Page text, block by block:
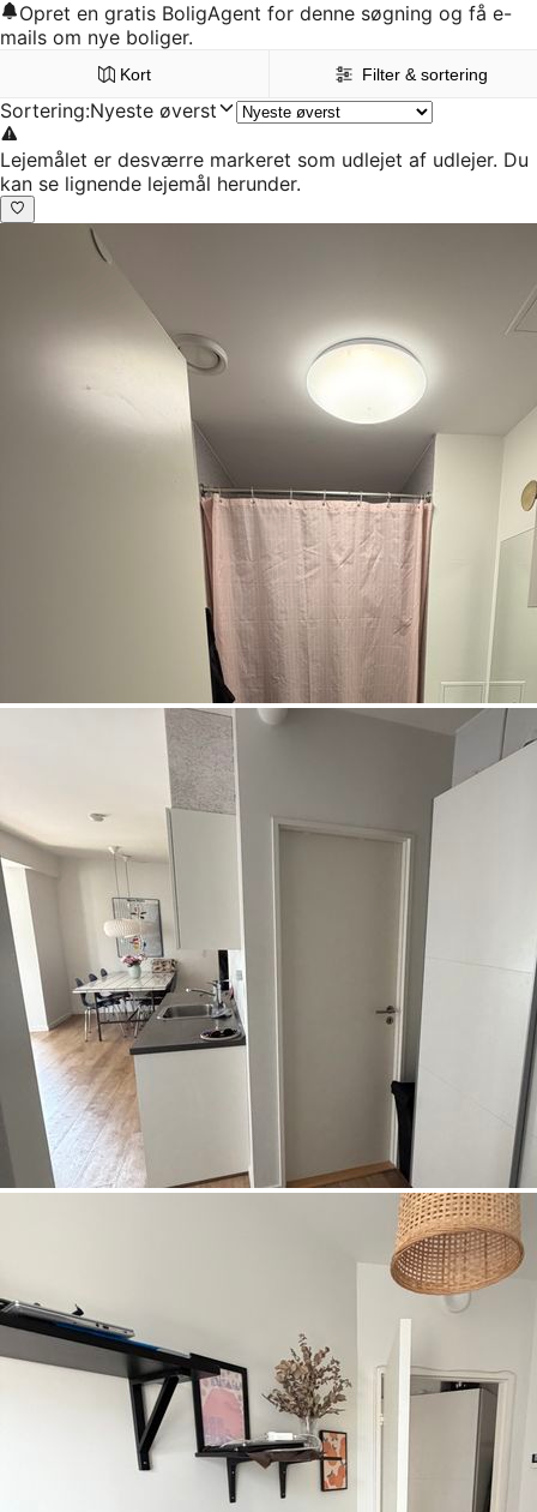
Opret en gratis BoligAgent for denne søgning og få e-
mails om nye boliger.
Kort Filter & sortering
Sortering:Nyeste øverst
Lejemålet er desværre markeret som udlejet af udlejer. Du
kan se lignende lejemål herunder.